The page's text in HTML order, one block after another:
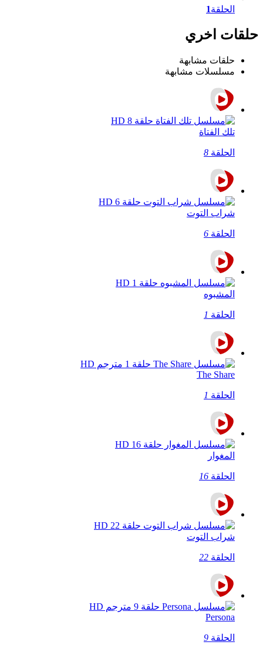
الحلقة1
حلقات اخري
حلقات مشابهة
مسلسلات مشابهة
تلك الفتاة
الحلقة 8
شراب التوت
الحلقة 6
المشبوه
الحلقة 1
The Share
الحلقة 1
المغوار
الحلقة 16
شراب التوت
الحلقة 22
Persona
الحلقة 9